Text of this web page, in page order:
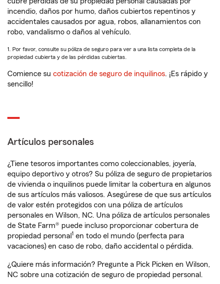
incendio, daños por humo, daños cubiertos repentinos y
accidentales causados por agua, robos, allanamientos con
robo, vandalismo o daños al vehículo.
1. Por favor, consulte su póliza de seguro para ver a una lista completa de la
propiedad cubierta y de las pérdidas cubiertas.
Comience su cotización de seguro de inquilinos. ¡Es rápido y
sencillo!
Artículos personales
¿Tiene tesoros importantes como coleccionables, joyería,
equipo deportivo y otros? Su póliza de seguro de propietarios
de vivienda o inquilinos puede limitar la cobertura en algunos
de sus artículos más valiosos. Asegúrese de que sus artículos
de valor estén protegidos con una póliza de artículos
personales en Wilson, NC. Una póliza de artículos personales
de State Farm® puede incluso proporcionar cobertura de
propiedad personal 1 en todo el mundo (perfecta para
vacaciones) en caso de robo, daño accidental o pérdida.
¿Quiere más información? Pregunte a Pick Picken en Wilson,
NC sobre una cotización de seguro de propiedad personal.